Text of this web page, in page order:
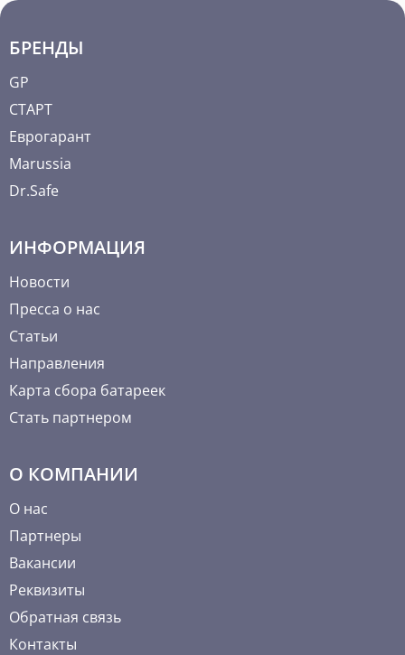
БРЕНДЫ
GP
СТАРТ
Еврогарант
Marussia
Dr.Safe
ИНФОРМАЦИЯ
Новости
Пресса о нас
Статьи
Направления
Карта сбора батареек
Стать партнером
О КОМПАНИИ
О нас
Партнеры
Вакансии
Реквизиты
Обратная связь
Контакты